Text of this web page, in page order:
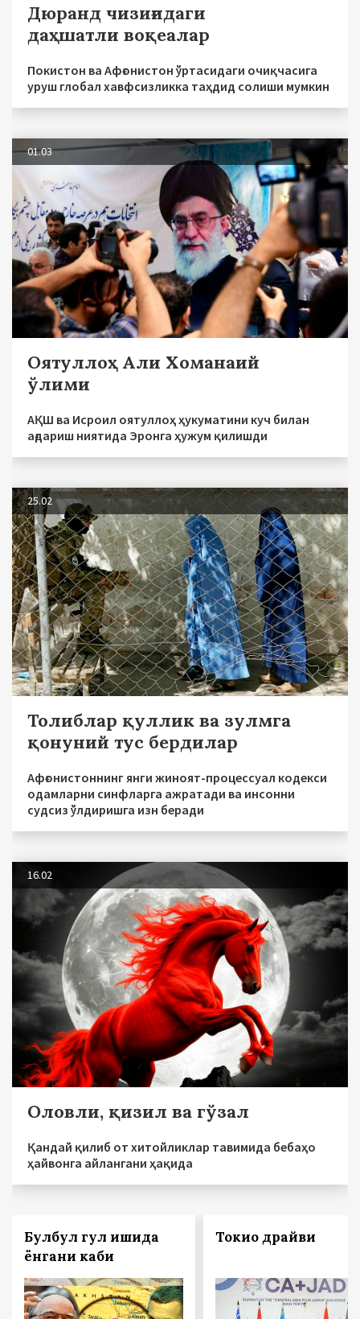
Дюранд чизиғидаги
даҳшатли воқеалар
Покистон ва Афғонистон ўртасидаги очиқчасига
уруш глобал хавфсизликка таҳдид солиши мумкин
01.03
Оятуллоҳ Али Хоманаий
ўлими
АҚШ ва Исроил оятуллоҳ ҳукуматини куч билан
ағдариш ниятида Эронга ҳужум қилишди
25.02
Толиблар қуллик ва зулмга
қонуний тус бердилар
Афғонистоннинг янги жиноят-процессуал кодекси
одамларни синфларга ажратади ва инсонни
судсиз ўлдиришга изн беради
16.02
Оловли, қизил ва гўзал
Қандай қилиб от хитойликлар тавимида бебаҳо
ҳайвонга айлангани ҳақида
Булбул гул ишқида
ёнгани каби
Токио драйви